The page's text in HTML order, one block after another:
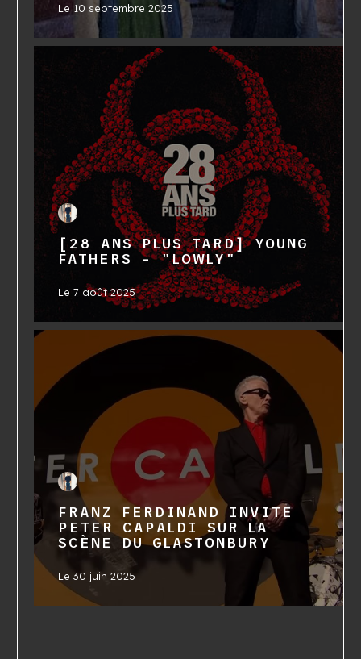
Le 10 septembre 2025
[28 ANS PLUS TARD] YOUNG
FATHERS - "LOWLY"
Le7 août 2025
FRANZ FERDINAND INVITE
PETER CAPALDI SUR LA
SCÈNE DU GLASTONBURY
Le30 juin 2025